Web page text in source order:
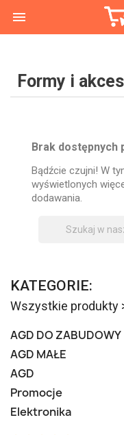

Formy i
Brak dostępnych
Bądźcie czujni! W
wyświetlonych
dodawania.
KATEGORIE:
Wszystkie produkty
AGD DO ZABUDOWY
AGD MAŁE
AGD
Promocje
Elektronika